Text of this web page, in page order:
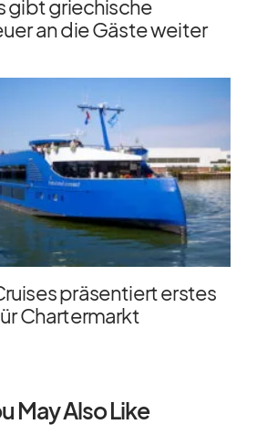
gibt griechische
an die Gäste weiter
präsentiert erstes
Chartermarkt
May Also Like